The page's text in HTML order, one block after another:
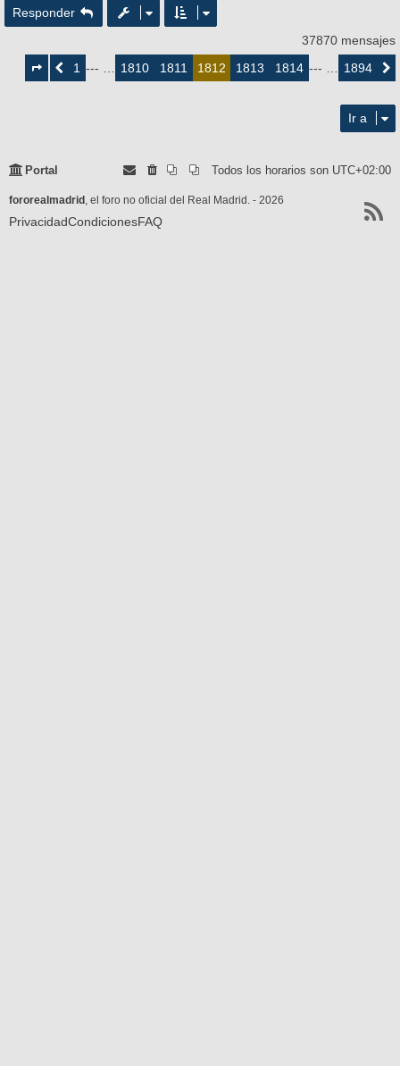
Responder
37870 mensajes
1812
deAnterior
1 --- … 1810 1811 1812 1813 1814 --- … 1894
Ir a
Portal Todos los horarios son UTC+02:00
fororealmadrid , el foro no oficial del Real Madrid. - 2026
PrivacidadCondicionesFAQ